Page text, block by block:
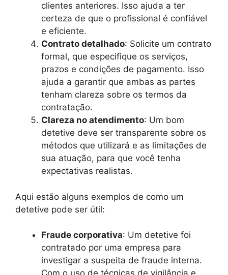
clientes anteriores. Isso ajuda a ter
certeza de que o profissional é confiável
e eficiente.
Contrato detalhado: Solicite um contrato
formal, que especifique os serviços,
prazos e condições de pagamento. Isso
ajuda a garantir que ambas as partes
tenham clareza sobre os termos da
contratação.
Clareza no atendimento: Um bom
detetive deve ser transparente sobre os
métodos que utilizará e as limitações de
sua atuação, para que você tenha
expectativas realistas.
Aqui estão alguns exemplos de como um
detetive pode ser útil:
Fraude corporativa: Um detetive foi
contratado por uma empresa para
investigar a suspeita de fraude interna.